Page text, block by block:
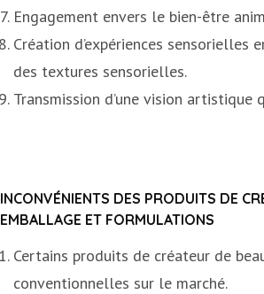
Engagement envers le bien-être
Création d’expériences
des textures sensorielles.
Transmission d’une vision
INCONVÉNIENTS DES PRODUITS DE
EMBALLAGE ET FORMULATIONS
Certains produits de créateur de
conventionnelles sur le marché.